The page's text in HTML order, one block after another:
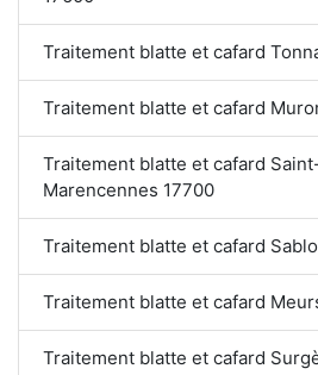
Traitement blatte et cafard
Traitement blatte et cafard
Traitement blatte et cafard
Marencennes 17700
Traitement blatte et cafard
Traitement blatte et cafard
Traitement blatte et cafard